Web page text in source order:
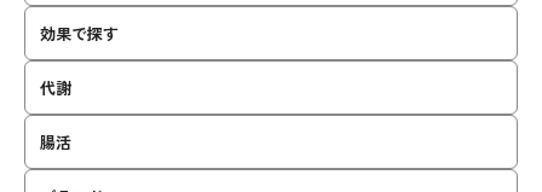
効果で探す
代謝
腸活